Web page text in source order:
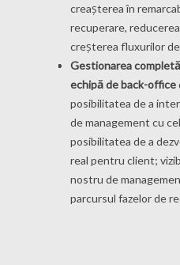
creașterea în
recuperare,
creșterea fluxurilor
Gestionarea
echipă de back-office
posibilitatea de a
de management cu
posibilitatea de a
real pentru client;
nostru de
parcursul fazelor de